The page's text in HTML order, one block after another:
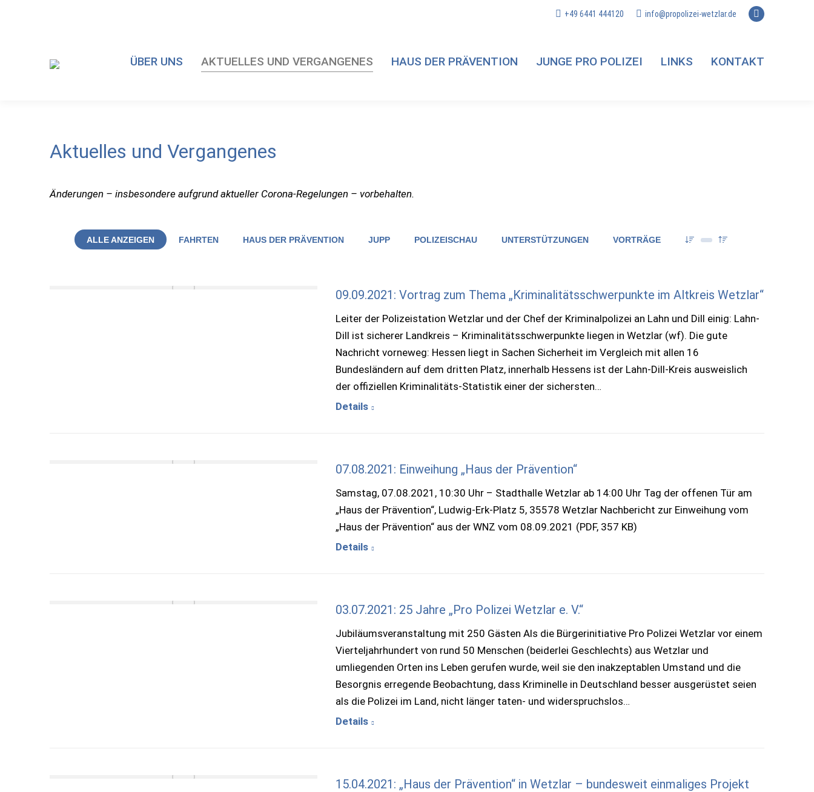
+49 6441 444120 info@propolizei-wetzlar.de
Facebook
in
ÜBER UNS AKTUELLES UND VERGANGENES HAUS DER PRÄVENTION JUNGE PRO POLIZEI LINKS KONTAKT
Aktuelles und Vergangenes
Änderungen – insbesondere aufgrund aktueller Corona-Regelungen – vorbehalten.
ALLE ANZEIGEN FAHRTEN HAUS DER PRÄVENTION JUPP POLIZEISCHAU UNTERSTÜTZUNGEN VORTRÄGE
09.09.2021: Vortrag zum Thema „Kriminalitätsschwerpunkte im Altkreis Wetzlar“
Leiter der Polizeistation Wetzlar und der Chef der Kriminalpolizei an Lahn und Dill einig: Lahn-
Dill ist sicherer Landkreis – Kriminalitätsschwerpunkte liegen in Wetzlar (wf). Die gute
Nachricht vorneweg: Hessen liegt in Sachen Sicherheit im Vergleich mit allen 16
Bundesländern auf dem dritten Platz, innerhalb Hessens ist der Lahn-Dill-Kreis ausweislich
der offiziellen Kriminalitäts-Statistik einer der sichersten…
Details
07.08.2021: Einweihung „Haus der Prävention“
Samstag, 07.08.2021, 10:30 Uhr – Stadthalle Wetzlar ab 14:00 Uhr Tag der offenen Tür am
„Haus der Prävention“, Ludwig-Erk-Platz 5, 35578 Wetzlar Nachbericht zur Einweihung vom
„Haus der Prävention“ aus der WNZ vom 08.09.2021 (PDF, 357 KB)
Details
03.07.2021: 25 Jahre „Pro Polizei Wetzlar e. V.“
Jubiläumsveranstaltung mit 250 Gästen Als die Bürgerinitiative Pro Polizei Wetzlar vor einem
Vierteljahrhundert von rund 50 Menschen (beiderlei Geschlechts) aus Wetzlar und
umliegenden Orten ins Leben gerufen wurde, weil sie den inakzeptablen Umstand und die
Besorgnis erregende Beobachtung, dass Kriminelle in Deutschland besser ausgerüstet seien
als die Polizei im Land, nicht länger taten- und widerspruchslos…
Details
15.04.2021: „Haus der Prävention“ in Wetzlar – bundesweit einmaliges Projekt